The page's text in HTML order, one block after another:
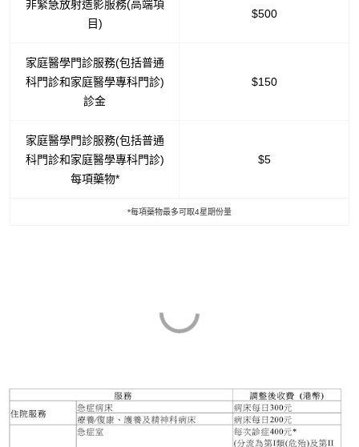
非緊急放射造影服務(高端項
目)
$500
家庭醫學門診服務(包括普通
科門診和家庭醫學專科門診)
診金
$150
家庭醫學門診服務(包括普通
科門診和家庭醫學專科門診)
每項藥物*
$5
*每項藥物最多可取4星期份量